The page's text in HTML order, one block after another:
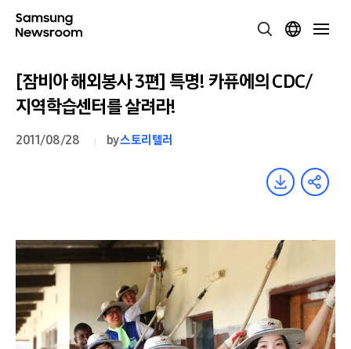
[잠비아 해외봉사 3편] 특명! 카퓨에의 CDC/
지역학습센터를 살려라!
2011/08/28 by스토리텔러